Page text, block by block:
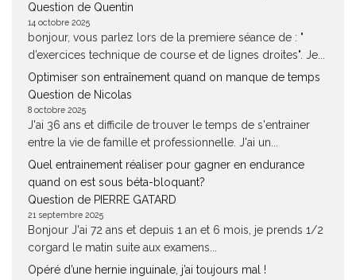
Question de Quentin
14 octobre 2025
bonjour, vous parlez lors de la premiere séance de : "
d’exercices technique de course et de lignes droites". Je...
Optimiser son entraînement quand on manque de temps
Question de Nicolas
8 octobre 2025
J'ai 36 ans et difficile de trouver le temps de s'entrainer
entre la vie de famille et professionnelle. J'ai un...
Quel entrainement réaliser pour gagner en endurance
quand on est sous béta-bloquant?
Question de PIERRE GATARD
21 septembre 2025
Bonjour J'ai 72 ans et depuis 1 an et 6 mois, je prends 1/2
corgard le matin suite aux examens...
Opéré d’une hernie inguinale, j’ai toujours mal !